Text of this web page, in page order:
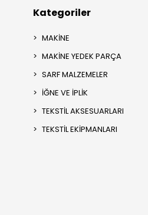
Kategoriler
MAKİNE
MAKİNE YEDEK PARÇA
SARF MALZEMELER
İĞNE VE İPLİK
TEKSTİL AKSESUARLARI
TEKSTİL EKİPMANLARI